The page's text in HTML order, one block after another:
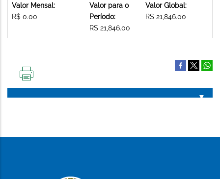
Valor Mensal:
R$ 0.00
Valor para o
Período:
R$ 21,846.00
Valor Global:
R$ 21,846.00
PÁGINA